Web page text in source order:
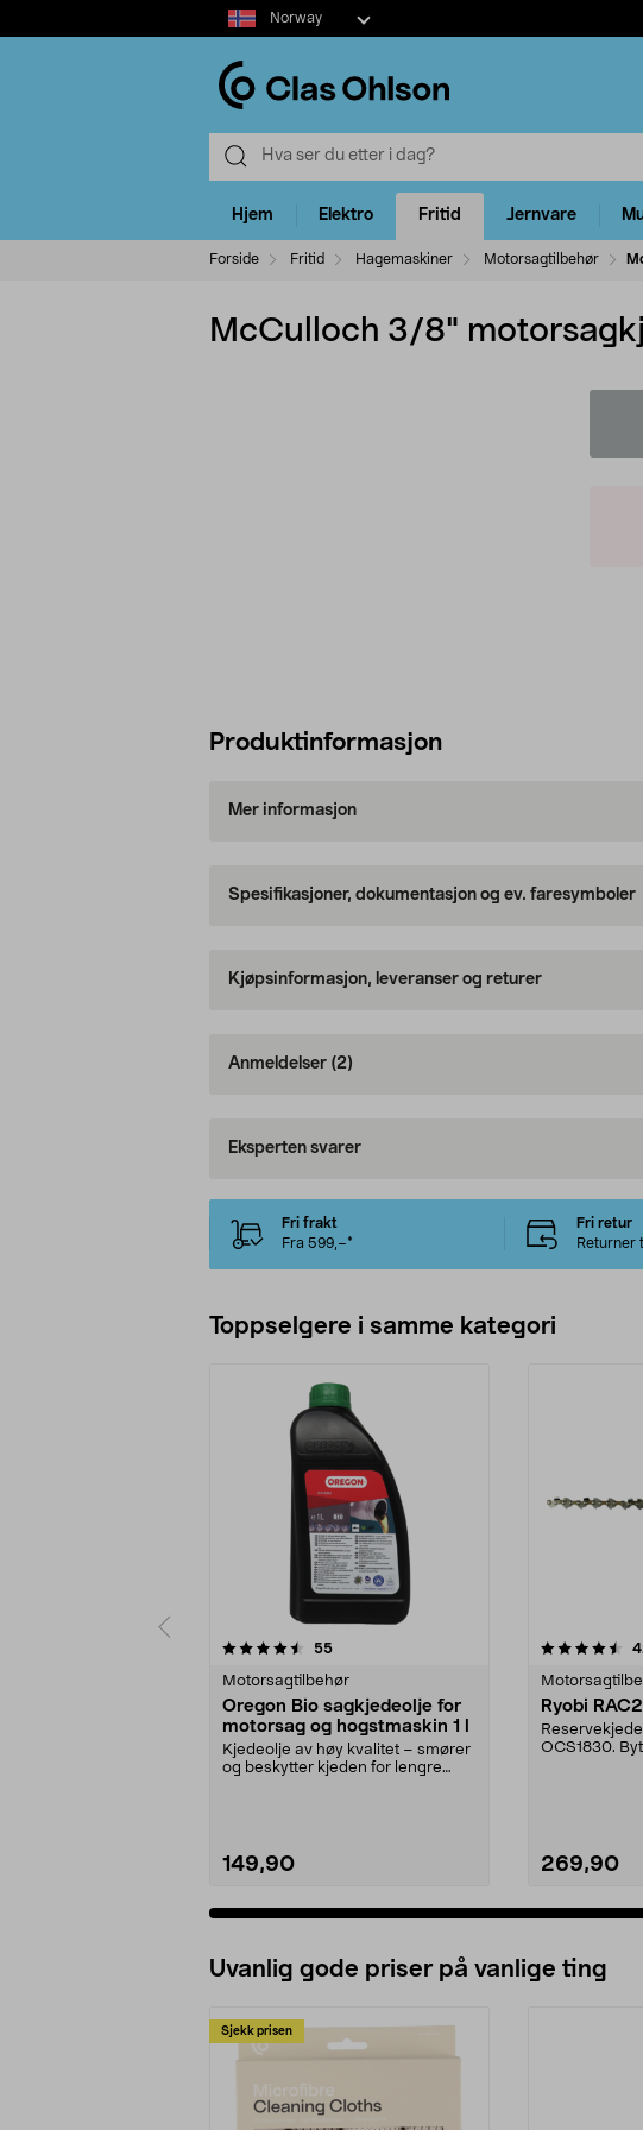
Select
market
Norway
Hjem Elektro Fritid Jernvare
Forside Fritid Hagemaskiner Motorsagtilbehør
McCulloch 3/8"
Produktinformasjon
Mer informasjon
Spesifikasjoner, dokumentasjon og ev. faresymboler
Kjøpsinformasjon, leveranser og returer
Anmeldelser (2)
Eksperten svarer
Fri frakt
Fra 599,–*
Fri retur
Returner
Toppselgere i samme kategori
55anmeldelser
Motorsagtilbehør
Oregon Bio sagkjedeolje for
motorsag og hogstmaskin 1 l
Kjedeolje av høy kvalitet – smører
og beskytter kjeden for lengre
149,90
4.5 av 5 stjerner
Ryobi
OCS1830.
269,90
4.5
Uvanlig gode priser på vanlige ting
Sjekk prisen